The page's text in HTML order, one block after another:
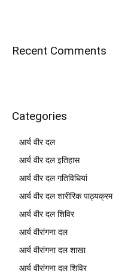
Recent Comments
Categories
आर्य वीर दल
आर्य वीर दल इतिहास
आर्य वीर दल गतिविधियां
आर्य वीर दल शारीरिक पाठ्यक्रम
आर्य वीर दल शिविर
आर्य वीरांगना दल
आर्य वीरांगना दल शाखा
आर्य वीरांगना दल शिविर